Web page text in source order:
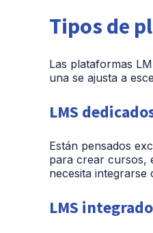
Tipos de
Las plataformas
una se ajusta a
LMS
Están pensados
para crear cursos,
necesita integrarse
LMS